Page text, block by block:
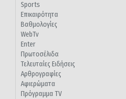
Sports
Επικαιρότητα
Βαθμολογίες
WebTv
Enter
Πρωτοσέλιδα
Τελευταίες Ειδήσεις
Αρθρογραφίες
Αφιερώματα
Πρόγραμμα TV